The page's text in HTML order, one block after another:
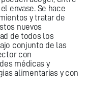
envase. Se hace
y tratar de
nuevos
de todos los
conjunto de las
con
médicas y
alimentarias y con